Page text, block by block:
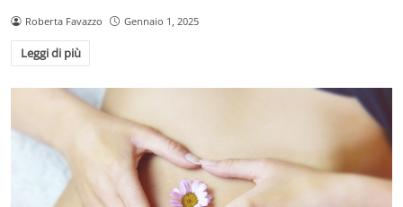
Roberta Favazzo Gennaio 1, 2025
Leggi di più